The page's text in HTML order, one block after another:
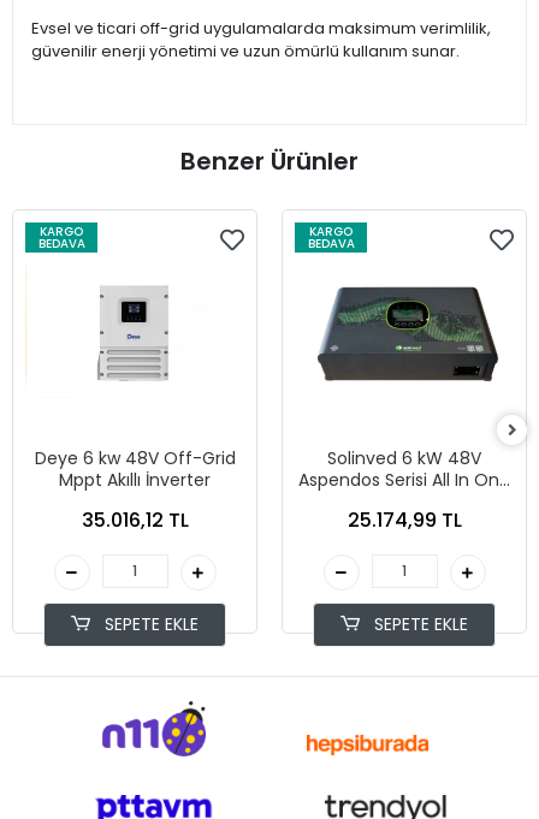
Evsel ve ticari off-grid uygulamalarda maksimum verimlilik,
güvenilir enerji yönetimi ve uzun ömürlü kullanım sunar.
Benzer Ürünler
KARGO
BEDAVA
Deye 6 kw 48V Off-Grid
Mppt Akıllı İnverter
35.016,12 TL
SEPETE EKLE
KARGO
BEDAVA
Solinved 6 kW 48V
Aspendos Serisi All In One
25.174,99 TL
SEPETE EKLE